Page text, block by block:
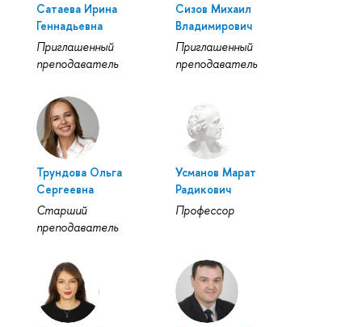
Сатаева Ирина
Геннадьевна
Приглашенный
преподаватель
Сизов Михаил
Владимирович
Приглашенный
преподаватель
Трундова Ольга
Сергеевна
Старший
преподаватель
Усманов Марат
Радикович
Профессор